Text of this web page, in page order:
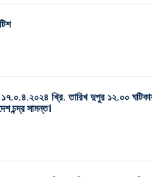
খ্রি. তারিখ দুপুর ১২.০০ ঘটিকায়
চন্দ্র সামন্ত।